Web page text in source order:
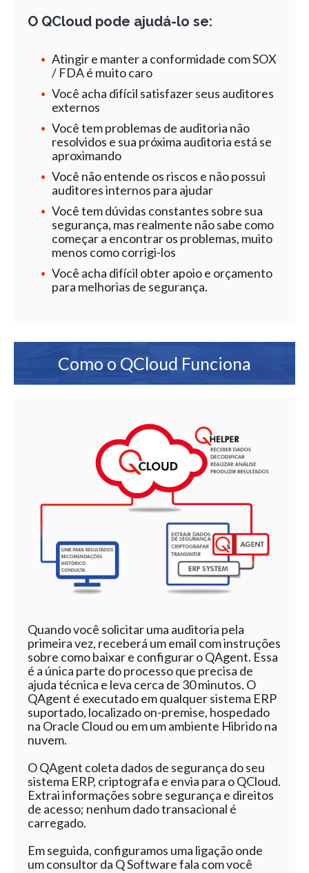
O QCloud pode ajudá-lo se:
Atingir e manter a conformidade com SOX
/ FDA é muito caro
Você acha difícil satisfazer seus auditores
externos
Você tem problemas de auditoria não
resolvidos e sua próxima auditoria está se
aproximando
Você não entende os riscos e não possui
auditores internos para ajudar
Você tem dúvidas constantes sobre sua
segurança, mas realmente não sabe como
começar a encontrar os problemas, muito
menos como corrigi-los
Você acha difícil obter apoio e orçamento
para melhorias de segurança.
Como o QCloud Funciona
Quando você solicitar uma auditoria pela
primeira vez, receberá um email com instruções
sobre como baixar e configurar o QAgent. Essa
é a única parte do processo que precisa de
ajuda técnica e leva cerca de 30 minutos. O
QAgent é executado em qualquer sistema ERP
suportado, localizado on-premise, hospedado
na Oracle Cloud ou em um ambiente Hibrido na
nuvem.
O QAgent coleta dados de segurança do seu
sistema ERP, criptografa e envia para o QCloud.
Extrai informações sobre segurança e direitos
de acesso; nenhum dado transacional é
carregado.
Em seguida, configuramos uma ligação onde
um consultor da Q Software fala com você